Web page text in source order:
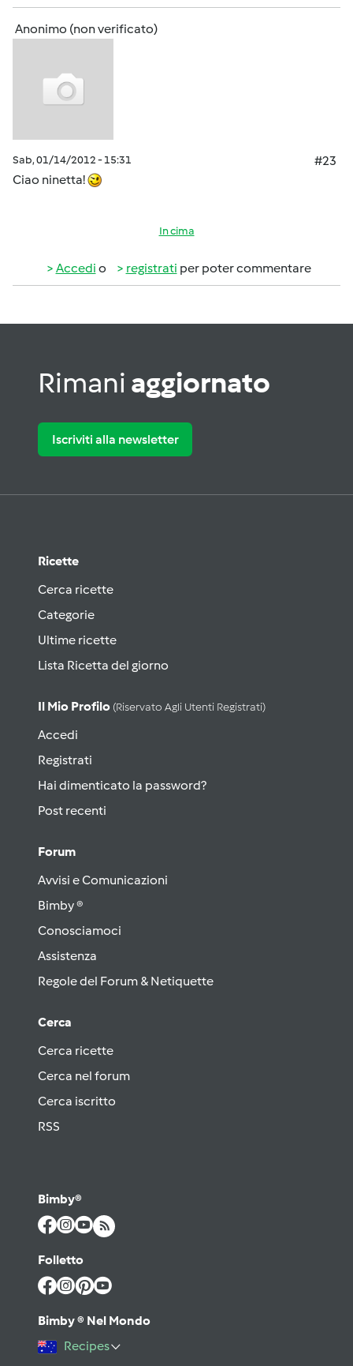
Anonimo (non verificato)
Sab, 01/14/2012 - 15:31
#23
Ciao ninetta!
In cima
Accedi o registrati per poter commentare
Rimani aggiornato
Iscriviti alla newsletter
Ricette
Cerca ricette
Categorie
Ultime ricette
Lista Ricetta del giorno
Il Mio Profilo (riservato Agli Utenti Registrati)
Accedi
Registrati
Hai dimenticato la password?
Post recenti
Forum
Avvisi e Comunicazioni
Bimby ®
Conosciamoci
Assistenza
Regole del Forum & Netiquette
Cerca
Cerca ricette
Cerca nel forum
Cerca iscritto
RSS
Bimby®
Folletto
Bimby ® Nel Mondo
Recipes